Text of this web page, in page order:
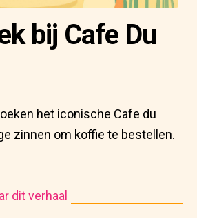
bij Cafe Du
het iconische Cafe du
zinnen om koffie te bestellen.
dit verhaal